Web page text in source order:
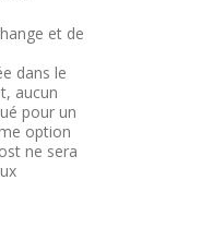
et de
dans le
aucun
pour un
option
ne sera